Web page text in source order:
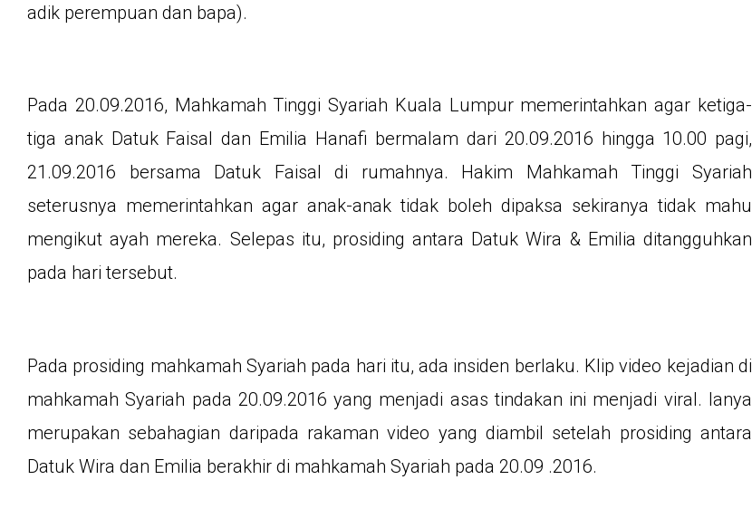
adik perempuan dan bapa).
Pada 20.09.2016, Mahkamah Tinggi Syariah Kuala Lumpur memerintahkan agar ketiga-
tiga anak Datuk Faisal dan Emilia Hanafi bermalam dari 20.09.2016 hingga 10.00 pagi,
21.09.2016 bersama Datuk Faisal di rumahnya. Hakim Mahkamah Tinggi Syariah
seterusnya memerintahkan agar anak-anak tidak boleh dipaksa sekiranya tidak mahu
mengikut ayah mereka. Selepas itu, prosiding antara Datuk Wira & Emilia ditangguhkan
pada hari tersebut.
Pada prosiding mahkamah Syariah pada hari itu, ada insiden berlaku. Klip video kejadian di
mahkamah Syariah pada 20.09.2016 yang menjadi asas tindakan ini menjadi viral. Ianya
merupakan sebahagian daripada rakaman video yang diambil setelah prosiding antara
Datuk Wira dan Emilia berakhir di mahkamah Syariah pada 20.09 .2016.